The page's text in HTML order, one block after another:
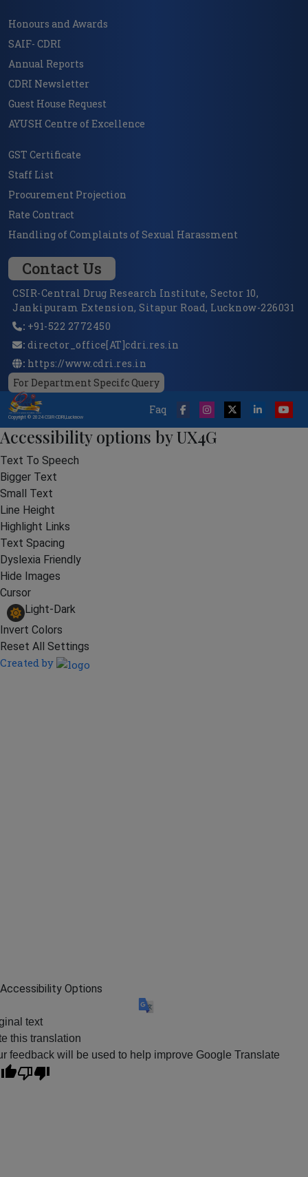
Honours and Awards
SAIF- CDRI
Annual Reports
CDRI Newsletter
Guest House Request
AYUSH Centre of Excellence
GST Certificate
Staff List
Procurement Projection
Rate Contract
Handling of Complaints of Sexual Harassment
Contact Us
CSIR-Central Drug Research Institute, Sector 10,
Jankipuram Extension, Sitapur Road, Lucknow-226031
: +91-522 2772450
: director_office[AT]cdri.res.in
: https://www.cdri.res.in
For Department Specifc Query
Copyright © 2024 CSIR-CDRI,Lucknow
Faq
Accessibility options by UX4G
Text To Speech
Bigger Text
Small Text
Line Height
Highlight Links
Text Spacing
Dyslexia Friendly
Hide Images
Cursor
Light-Dark
Invert Colors
Reset All Settings
Created by
Accessibility Options
text
this translation
feedback will be used to help improve Google Translate